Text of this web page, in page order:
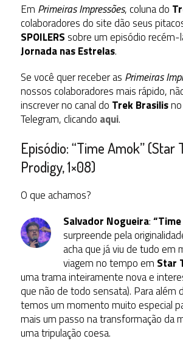
Em Primeiras Impressões, coluna do
colaboradores do site dão seus
SPOILERS sobre um episódio recém-
Jornada nas Estrelas.
Se você quer receber as Primeiras
nossos colaboradores mais rápido,
inscrever no canal do Trek Brasilisno
Telegram, clicando aqui.
Episódio: “Time Amok” (Star
Prodigy, 1×08)
O que achamos?
Salvador Nogueira:
surpreende pela
acha que já viu de tudo em
viagem no tempo em Star
uma trama inteiramente nova e
que não de todo sensata). Para além
temos um momento muito especial
mais um passo na transformação da
uma tripulação coesa.